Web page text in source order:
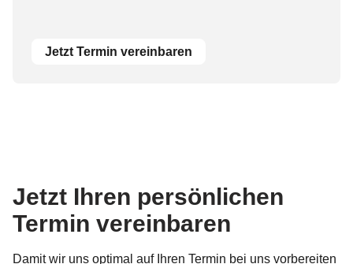
Jetzt Termin vereinbaren
Jetzt Ihren persönlichen
Termin vereinbaren
Damit wir uns optimal auf Ihren Termin bei uns vorbereiten